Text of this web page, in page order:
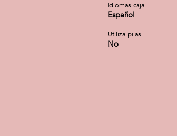
Idiomas caja
Español
Utiliza pilas
No